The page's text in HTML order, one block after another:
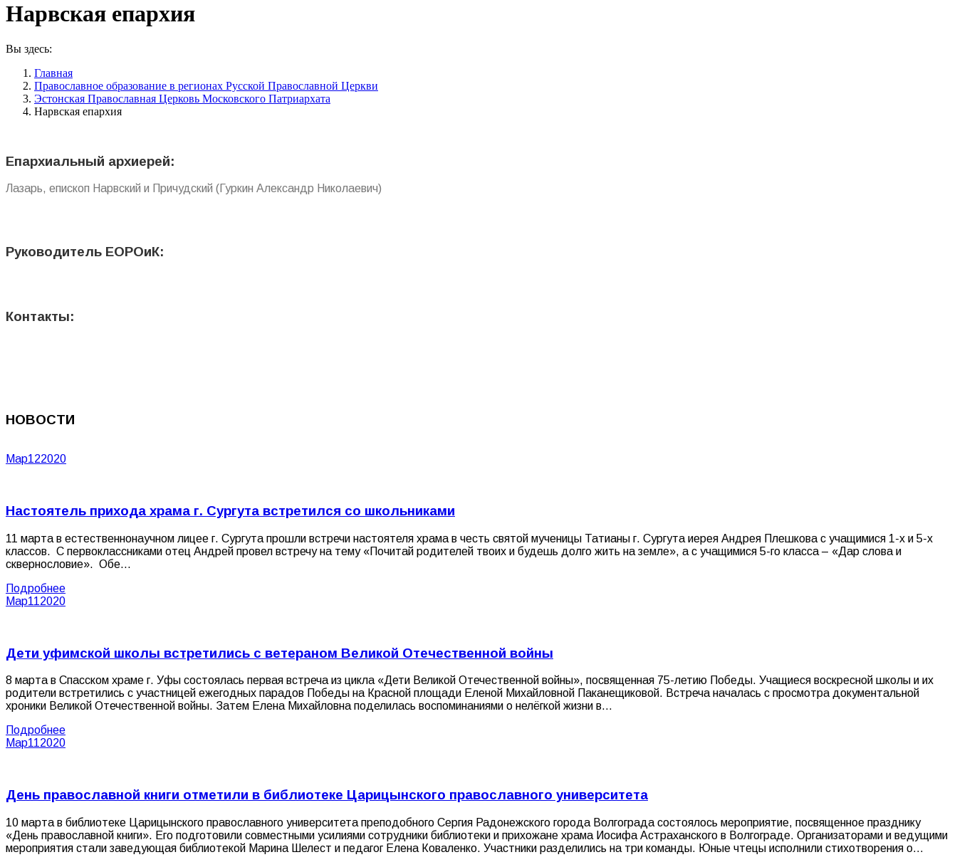
Нарвская епархия
Вы здесь:
Главная
Православное образование в регионах Русской Православной Церкви
Эстонская Православная Церковь Московского Патриархата
Нарвская епархия
Епархиальный архиерей:
Лазарь, епископ Нарвский и Причудский (Гуркин Александр Николаевич)
Руководитель ЕОРОиК:
Контакты:
НОВОСТИ
Мар122020
Настоятель прихода храма г. Сургута встретился со школьниками
11 марта в естественнонаучном лицее г. Сургута прошли встречи настоятеля храма в честь святой мученицы Татианы г. Сургута иерея Андрея Плешкова с учащимися 1-х и 5-х
классов. С первоклассниками отец Андрей провел встречу на тему «Почитай родителей твоих и будешь долго жить на земле», а с учащимися 5-го класса – «Дар слова и
сквернословие». Обе…
Подробнее
Мар112020
Дети уфимской школы встретились с ветераном Великой Отечественной войны
8 марта в Спасском храме г. Уфы состоялась первая встреча из цикла «Дети Великой Отечественной войны», посвященная 75-летию Победы. Учащиеся воскресной школы и их
родители встретились с участницей ежегодных парадов Победы на Красной площади Еленой Михайловной Паканещиковой. Встреча началась с просмотра документальной
хроники Великой Отечественной войны. Затем Елена Михайловна поделилась воспоминаниями о нелёгкой жизни в…
Подробнее
Мар112020
День православной книги отметили в библиотеке Царицынского православного университета
10 марта в библиотеке Царицынского православного университета преподобного Сергия Радонежского города Волгограда состоялось мероприятие, посвященное празднику
«День православной книги». Его подготовили совместными усилиями сотрудники библиотеки и прихожане храма Иосифа Астраханского в Волгограде. Организаторами и ведущими
мероприятия стали заведующая библиотекой Марина Шелест и педагог Елена Коваленко. Участники разделились на три команды. Юные чтецы исполнили стихотворения о…